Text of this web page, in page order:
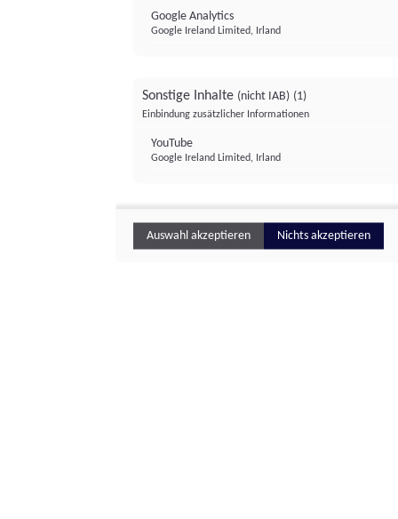
Google Analytics
Google Ireland Limited, Irland
Sonstige Inhalte (nicht IAB) (1)
Einbindung zusätzlicher Informationen
YouTube
Google Ireland Limited, Irland
Auswahl akzeptieren Nichts akzeptieren